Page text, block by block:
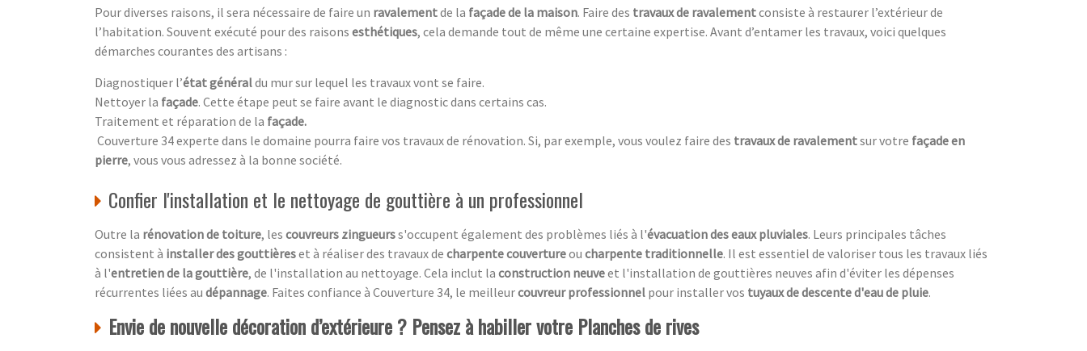
Pour diverses raisons, il sera nécessaire de faire un ravalementde la façade de la maison. Faire des travaux de ravalementconsiste à restaurer l’extérieur de
l’habitation. Souvent exécuté pour des raisons esthétiques, cela demande tout de même une certaine expertise. Avant d’entamer les travaux, voici quelques
démarches courantes des artisans :
Diagnostiquer l’état généraldu mur sur lequel les travaux vont se faire.
Nettoyer la façade. Cette étape peut se faire avant le diagnostic dans certains cas.
Traitement et réparation de la façade.
Couverture 34 experte dans le domaine pourra faire vos travaux de rénovation. Si, par exemple, vous voulez faire des travaux de ravalementsur votre façade en
pierre, vous vous adressez à la bonne société.
Confier l'installation et le nettoyage de gouttière à un professionnel
Outre la rénovation de toiture, les couvreurs zingueurss'occupent également des problèmes liés à l'évacuation des eaux pluviales. Leurs principales tâches
consistent à installer des gouttièreset à réaliser des travaux de charpente couvertureou charpente traditionnelle. Il est essentiel de valoriser tous les travaux liés
à l'entretien de la gouttière, de l'installation au nettoyage. Cela inclut la construction neuveet l'installation de gouttières neuves afin d'éviter les dépenses
récurrentes liées au dépannage. Faites confiance à Couverture 34, le meilleurcouvreur professionnel pour installer vos tuyaux de descente d'eau de pluie.
Envie de nouvelle décoration d’extérieure ? Pensez à habiller votre Planches de rives